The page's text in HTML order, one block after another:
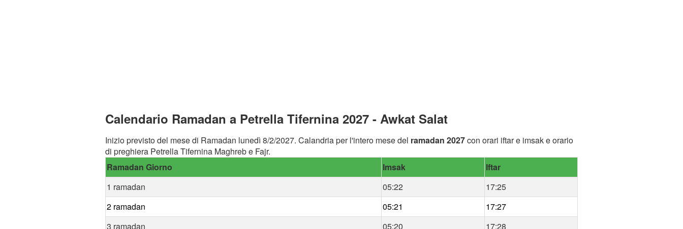
Calendario Ramadan a Petrella Tifernina 2027 - Awkat Salat
Inizio previsto del mese di Ramadan lunedì 8/2/2027. Calandria per l'intero mese del ramadan 2027con orari iftar e imsak e orario
di preghiera Petrella Tifernina Maghreb e Fajr.
Ramadan Giorno
Imsak
Iftar
1 ramadan
05:22
17:25
2 ramadan
05:21
17:27
3 ramadan
05:20 17:28